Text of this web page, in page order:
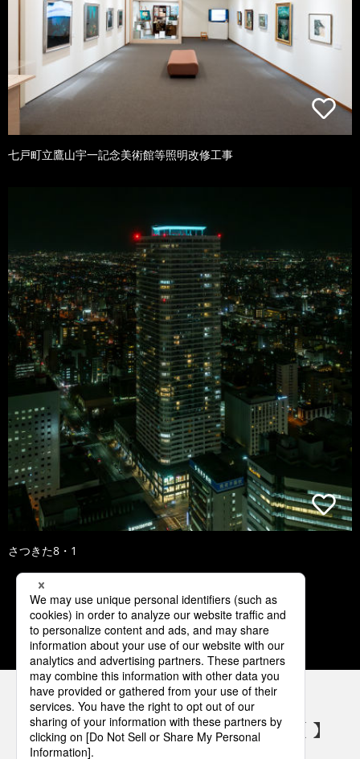
七戸町立鷹山宇一記念美術館等照明改修工事
さつきた8・1
1 2 3 4 5
パナソニックの電気設備 SNSアカウント